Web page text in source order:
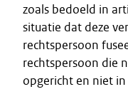
zoals bedoeld in
situatie dat deze
rechtspersoon
rechtspersoon die
opgericht en niet